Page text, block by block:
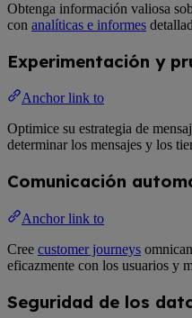
Obtenga información valiosa
con analíticas e informes
Experimentación y
Anchor link to
Optimice su estrategia de
determinar los mensajes y los
Comunicación
Anchor link to
Cree customer journeys
eficazmente con los usuarios y
Seguridad de los